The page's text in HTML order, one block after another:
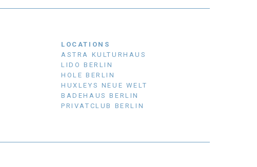
LOCATIONS
ASTRA KULTURHAUS
LIDO BERLIN
HOLE BERLIN
HUXLEYS NEUE WELT
BADEHAUS BERLIN
PRIVATCLUB BERLIN